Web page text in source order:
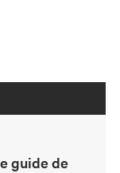
guide de